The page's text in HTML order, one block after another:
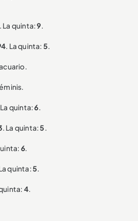
. La quinta:9.
. La quinta: 5.
quinta:6.
. La quinta:5.
6.
quinta:5.
4.